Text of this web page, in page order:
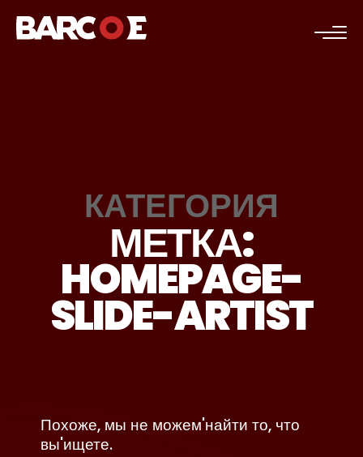
c
КАТЕГОРИЯ
МЕТКА:
HOMEPAGE-
SLIDE-ARTIST
Похоже, мы не можем'найти то, что
вы'ищете.